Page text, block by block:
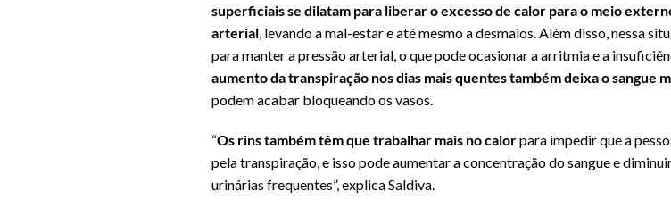
superficiais se dilatam para liberar o excesso de calor para o meio
arterial , levando a mal-estar e até mesmo a desmaios. Além disso, nessa
para manter a pressão arterial, o que pode ocasionar a arritmia e a
aumento da transpiração nos dias mais quentes também deixa o sangue
podem acabar bloqueando os vasos.
“Os rins também têm que trabalhar mais no calorpara impedir que a
pela transpiração, e isso pode aumentar a concentração do sangue e
urinárias frequentes”, explica Saldiva.